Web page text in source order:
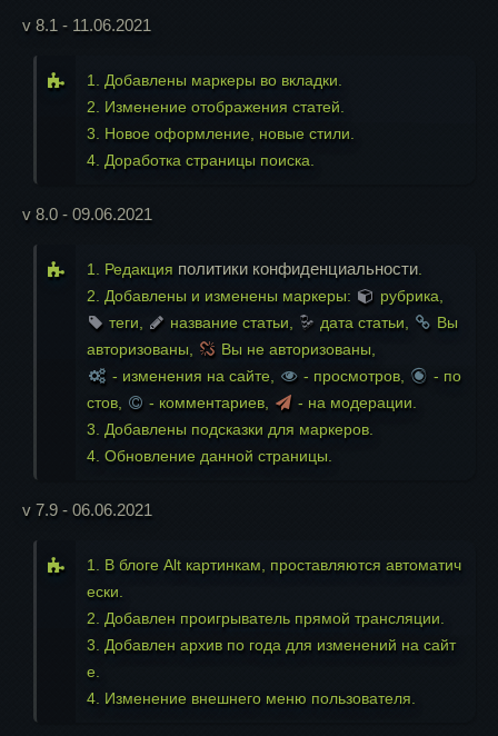
v 8.1 - 11.06.2021
1. Добавлены маркеры во вкладки.
2. Изменение отображения статей.
3. Новое оформление, новые стили.
4. Доработка страницы поиска.
v 8.0 - 09.06.2021
1. Редакция политики конфиденциальности
2. Добавлены и изменены маркеры:
рубрика,
теги,
название статьи, дата статьи,
Вы
авторизованы,
Вы не авторизованы,
- изменения на сайте,
- просмотров,
- по
стов,
- комментариев,
- на модерации.
3. Добавлены подсказки для маркеров.
4. Обновление данной страницы.
v 7.9 - 06.06.2021
1. В блоге Alt картинкам, проставляются автоматич
ески.
2. Добавлен проигрыватель прямой трансляции.
3. Добавлен архив по года для изменений на сайт
е.
4. Изменение внешнего меню пользователя.